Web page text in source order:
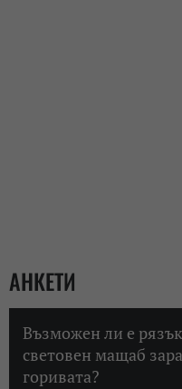
АНКЕТИ
Възможен ли е
световен мащаб
горивата?